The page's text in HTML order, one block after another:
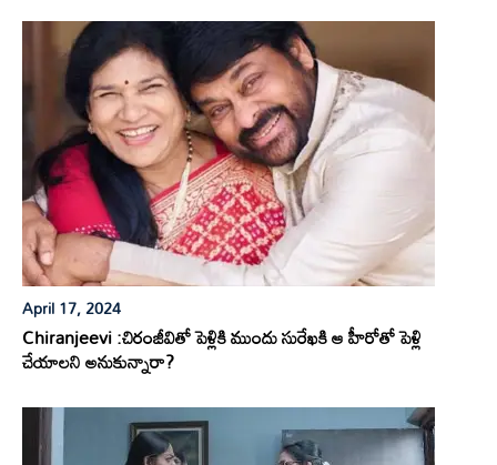
April 17, 2024
Chiranjeevi :చిరంజీవితో పెళ్లికి ముందు సురేఖకి ఆ హీరోతో పెళ్లి
చేయాలని అనుకున్నారా?